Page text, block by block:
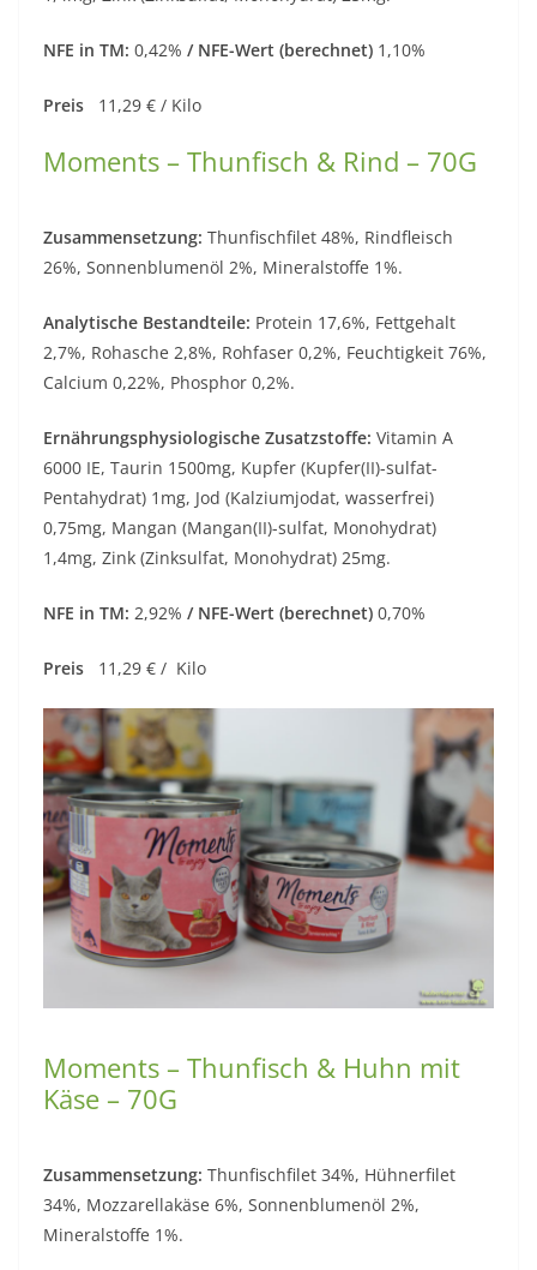
NFE in TM: 0,42% / NFE-Wert (berechnet) 1,10%
Preis 11,29 € / Kilo
Moments – Thunfisch & Rind – 70G
Zusammensetzung: Thunfischfilet 48%, Rindfleisch
26%, Sonnenblumenöl 2%, Mineralstoffe 1%.
Analytische Bestandteile: Protein 17,6%, Fettgehalt
2,7%, Rohasche 2,8%, Rohfaser 0,2%, Feuchtigkeit 76%,
Calcium 0,22%, Phosphor 0,2%.
Ernährungsphysiologische Zusatzstoffe: Vitamin A
6000 IE, Taurin 1500mg, Kupfer (Kupfer(II)-sulfat-
Pentahydrat) 1mg, Jod (Kalziumjodat, wasserfrei)
0,75mg, Mangan (Mangan(II)-sulfat, Monohydrat)
1,4mg, Zink (Zinksulfat, Monohydrat) 25mg.
NFE in TM: 2,92% / NFE-Wert (berechnet) 0,70%
Preis 11,29 € / Kilo
Moments – Thunfisch & Huhn mit
Käse – 70G
Zusammensetzung: Thunfischfilet 34%, Hühnerfilet
34%, Mozzarellakäse 6%, Sonnenblumenöl 2%,
Mineralstoffe 1%.